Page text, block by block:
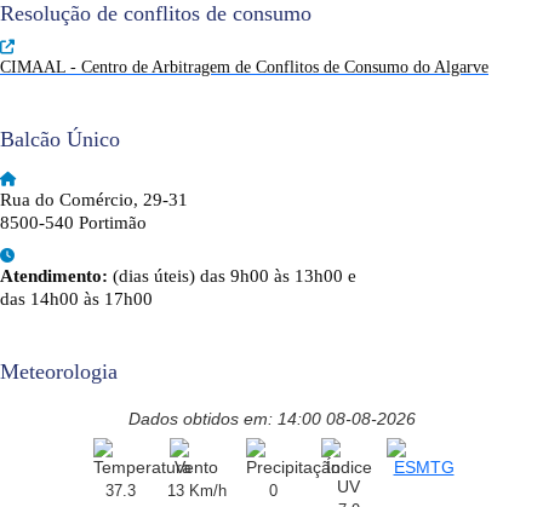
Resolução de conflitos de consumo
CIMAAL - Centro de Arbitragem de Conflitos de Consumo do Algarve
Balcão Único
Rua do Comércio, 29-31
8500-540 Portimão
Atendimento: (dias úteis) das 9h00 às 13h00 e
das 14h00 às 17h00
Meteorologia
Dados obtidos em: 14:00 08-08-2026
37.3 13 Km/h
0